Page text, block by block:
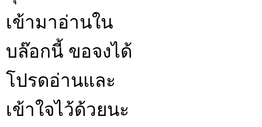
เข้ามาอ่านใน
บล๊อกนี้ ขอจงได้
โปรดอ่านและ
เข้าใจไว้ด้วยนะ